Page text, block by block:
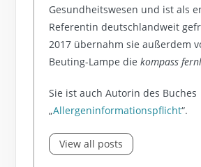
Gesundheitswesen und ist als
Referentin deutschlandweit
2017 übernahm sie außerdem
Beuting-Lampe diekompass
Sie ist auch Autorin des Buches
„Allergeninformationspflicht“.
View all posts